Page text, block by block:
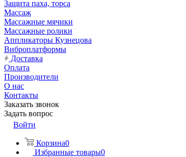
Защита паха, торса
Массаж
Массажные мячики
Массажные ролики
Аппликаторы Кузнецова
Виброплатформы
Доставка
Оплата
Производители
О нас
Контакты
Заказать звонок
Задать вопрос
Войти
Корзина0
Избранные товары0